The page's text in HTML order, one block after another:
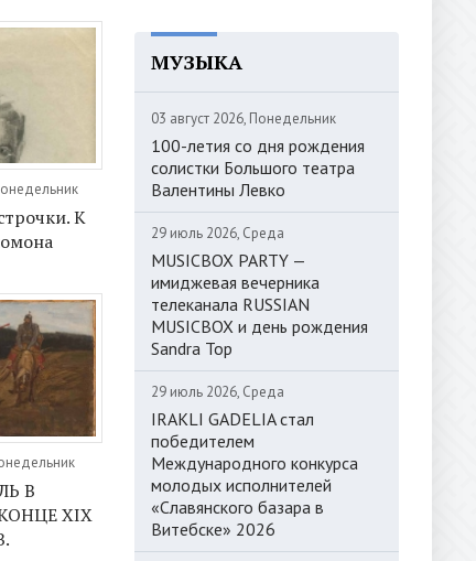
К
В
XIX
МУЗЫКА
03 август 2026, Понедельник
100-летия со дня рождения
солистки Большого театра
Валентины Левко
29 июль 2026, Среда
MUSICBOX PARTY —
имиджевая вечерника
телеканала RUSSIAN
MUSICBOX и день рождения
Sandra Top
29 июль 2026, Среда
IRAKLI GADELIA стал
победителем
Международного конкурса
молодых исполнителей
«Славянского базара в
Витебске» 2026